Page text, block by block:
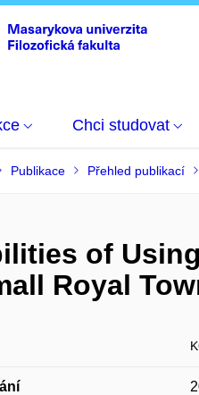
Chci studovat
Publikace Přehled publikací
of
Royal